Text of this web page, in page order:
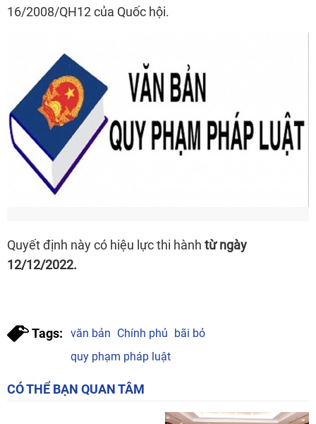
16/2008/QH12 của Quốc hội.
Quyết định này có hiệu lực thi hành từ ngày
12/12/2022.
Tags: văn bản Chính phủ bãi bỏ
quy phạm pháp luật
CÓ THỂ BẠN QUAN TÂM